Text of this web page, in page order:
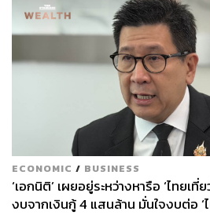
ECONOMIC / BUSINESS
‘เอกนิติ’ เผยอยู่ระหว่างหารือ ‘ไทยเ
งบจากเงินกู้ 4 แสนล้าน มั่นใจงบต่อ ‘